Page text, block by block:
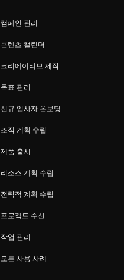
캠페인 관리
콘텐츠 캘린더
크리에이티브 제작
목표 관리
신규 입사자 온보딩
조직 계획 수립
제품 출시
리소스 계획 수립
전략적 계획 수립
프로젝트 수신
작업 관리
모든 사용 사례